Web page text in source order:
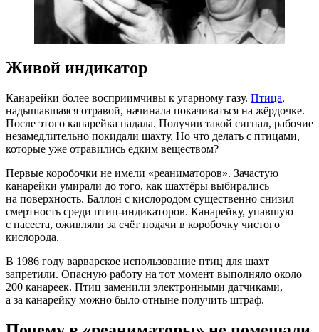
Живой индикатор
Канарейки более восприимчивы к угарному газу. Птица,
надышавшаяся отравой, начинала покачиваться на жёрдочке.
После этого канарейка падала. Получив такой сигнал, рабочие
незамедлительно покидали шахту. Но что делать с птицами,
которые уже отравились едким веществом?
Первые коробочки не имели «реаниматоров». Зачастую
канарейки умирали до того, как шахтёры выбирались
на поверхность. Баллон с кислородом существенно снизил
смертность среди птиц-индикаторов. Канарейку, упавшую
с насеста, оживляли за счёт подачи в коробочку чистого
кислорода.
В 1986 году варварское использование птиц для шахт
запретили. Опасную работу на тот момент выполняло около
200 канареек. Птиц заменили электронными датчиками,
а за канарейку можно было отныне получить штраф.